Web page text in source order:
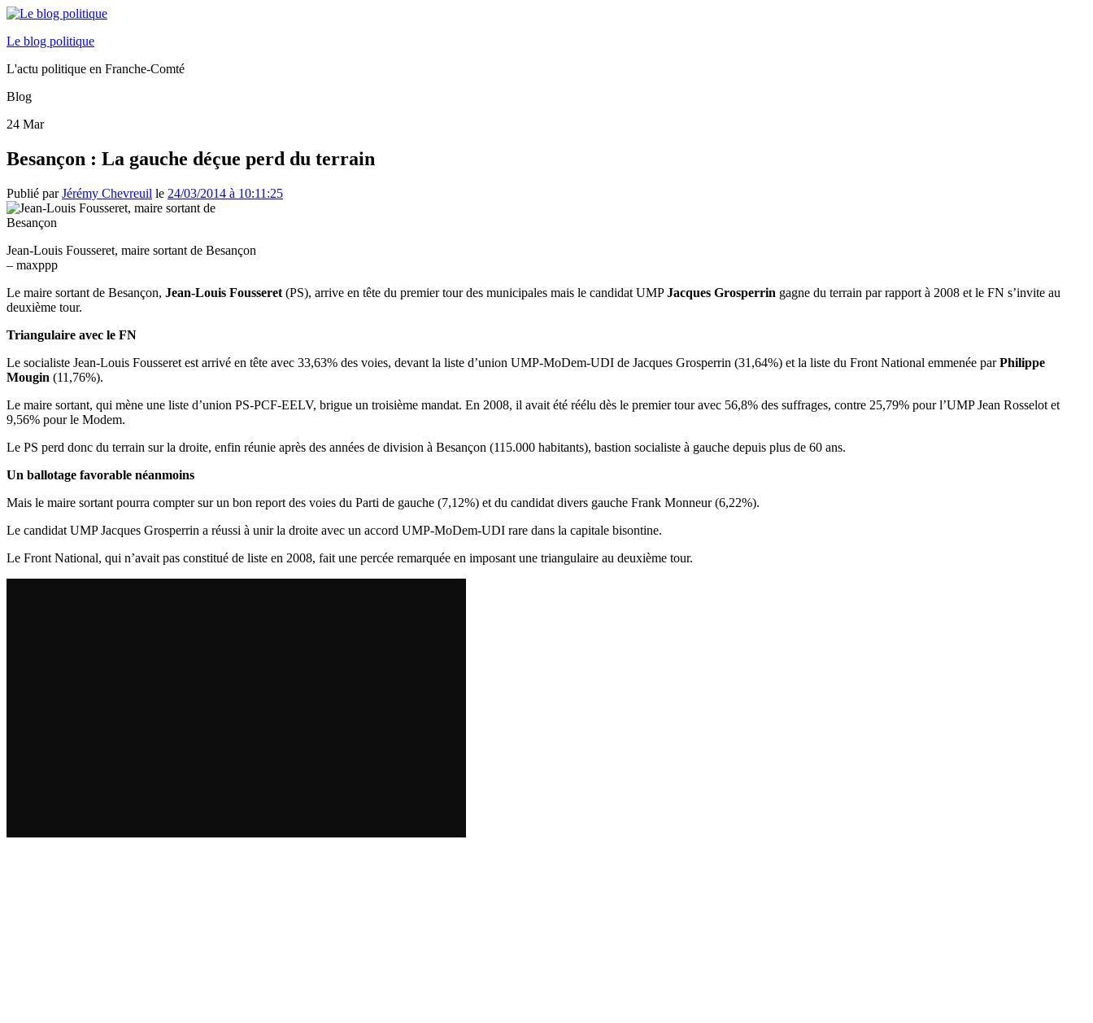
Le blog politique
L'actu politique en Franche-Comté
Blog
24 Mar
Besançon : La gauche déçue perd du terrain
Publié parJérémy Chevreuil le 24/03/2014 à 10:11:25
Jean-Louis Fousseret, maire sortant de Besançon
– maxppp
Le maire sortant de Besançon, Jean-Louis Fousseret (PS), arrive en tête du premier tour des municipales mais le candidat UMPJacques Grosperrin gagne du terrain par rapport à 2008 et le FN s’invite au
deuxième tour.
Triangulaire avec le FN
Le socialiste Jean-Louis Fousseret est arrivé en tête avec 33,63% des voies, devant la liste d’union UMP-MoDem-UDI de Jacques Grosperrin (31,64%) et la liste du Front National emmenée parPhilippe
Mougin (11,76%).
Le maire sortant, qui mène une liste d’union PS-PCF-EELV, brigue un troisième mandat. En 2008, il avait été réélu dès le premier tour avec 56,8% des suffrages, contre 25,79% pour l’UMP Jean Rosselot et
9,56% pour le Modem.
Le PS perd donc du terrain sur la droite, enfin réunie après des années de division à Besançon (115.000 habitants), bastion socialiste à gauche depuis plus de 60 ans.
Un ballotage favorable néanmoins
Mais le maire sortant pourra compter sur un bon report des voies du Parti de gauche (7,12%) et du candidat divers gauche Frank Monneur (6,22%).
Le candidat UMP Jacques Grosperrin a réussi à unir la droite avec un accord UMP-MoDem-UDI rare dans la capitale bisontine.
Le Front National, qui n’avait pas constitué de liste en 2008, fait une percée remarquée en imposant une triangulaire au deuxième tour.